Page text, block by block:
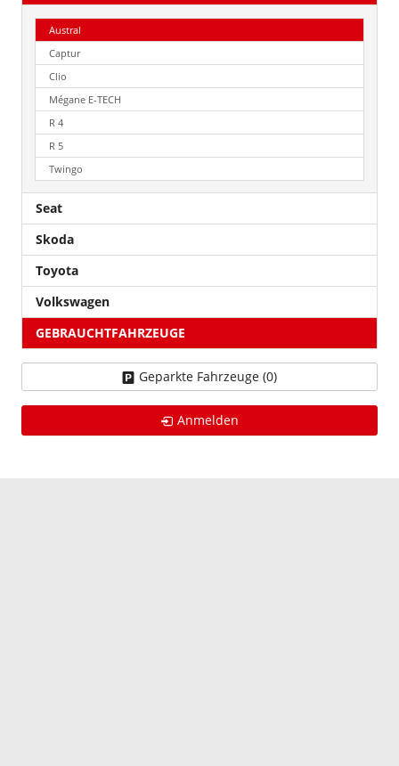
Austral
Captur
Clio
Mégane E-TECH
R 4
R 5
Twingo
Seat
Skoda
Toyota
Volkswagen
GEBRAUCHTFAHRZEUGE
Geparkte Fahrzeuge (0)
Anmelden